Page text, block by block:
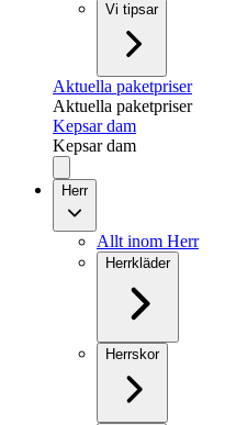
Vi tipsar
Aktuella paketpriser
Aktuella paketpriser
Kepsar dam
Kepsar dam
Herr
Allt inom Herr
Herrkläder
Herrskor